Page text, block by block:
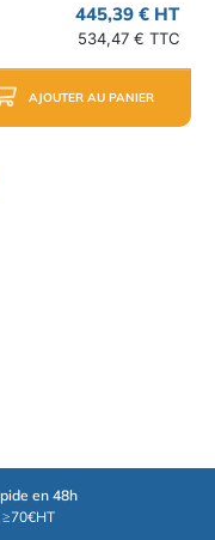
445,39 € HT
534,47 € TTC
AJOUTER AU PANIER
en 48h